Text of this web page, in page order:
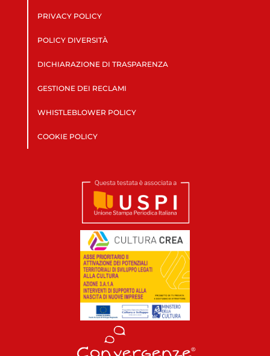
PRIVACY POLICY
POLICY DIVERSITÀ
DICHIARAZIONE DI TRASPARENZA
GESTIONE DEI RECLAMI
WHISTLEBLOWER POLICY
COOKIE POLICY